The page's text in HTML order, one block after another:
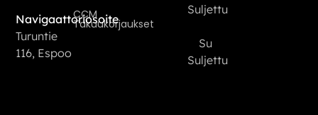
CCM
Takuukorjaukset
Navigaattoriosoite
Turuntie
116, Espoo
Suljettu
Su
Suljettu